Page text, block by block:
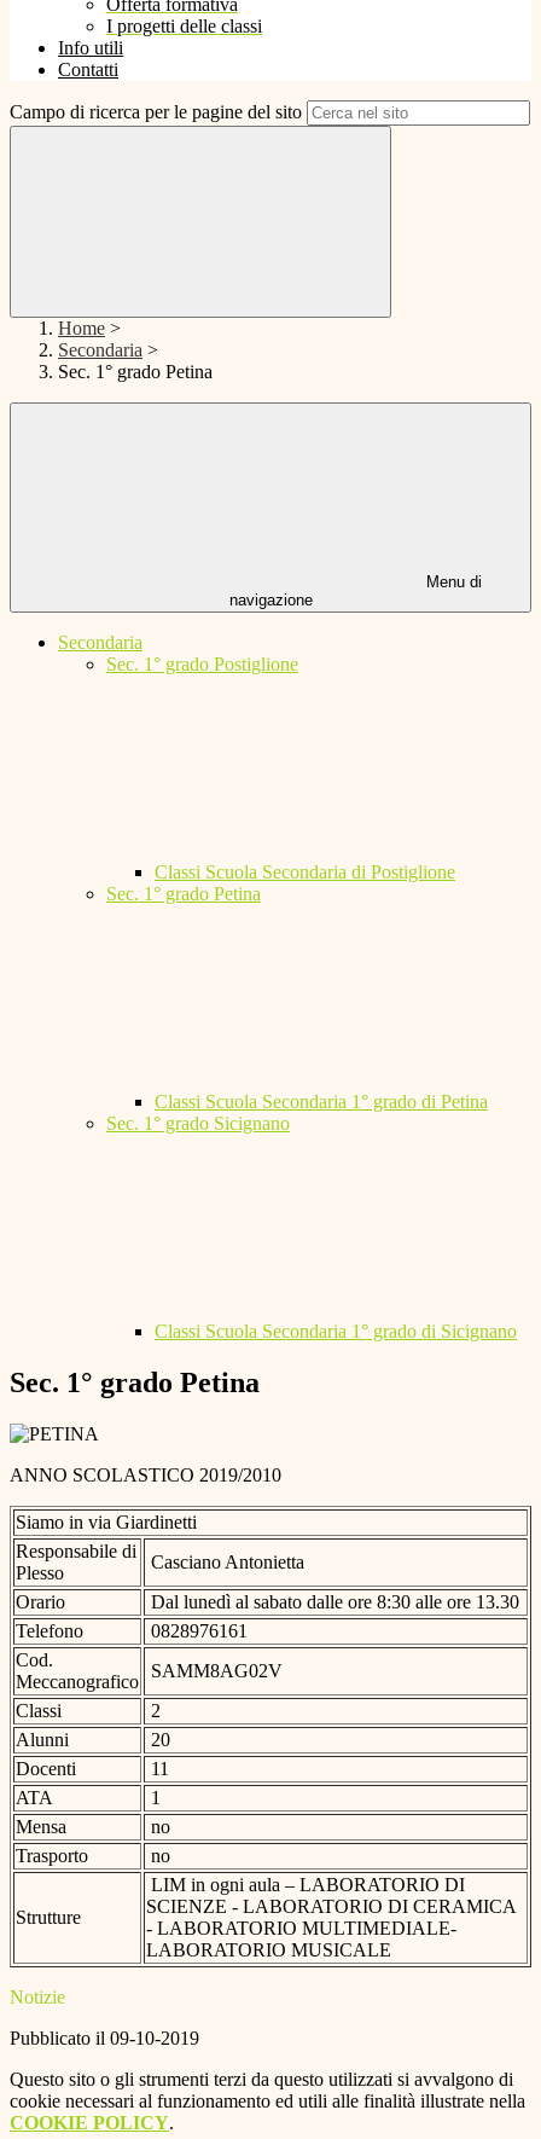
Offerta formativa
I progetti delle classi
Info utili
Contatti
Campo di ricerca per le pagine del sito
Home >
Secondaria >
Sec. 1° grado Petina
Menu di
navigazione
Secondaria
Sec. 1° grado Postiglione
Classi Scuola Secondaria di Postiglione
Sec. 1° grado Petina
Classi Scuola Secondaria 1° grado di Petina
Sec. 1° grado Sicignano
Classi Scuola Secondaria 1° grado di Sicignano
Sec. 1° grado Petina
ANNO SCOLASTICO 2019/2010
Siamo in via Giardinetti
Responsabile di
Plesso
Casciano Antonietta
Orario
Dal lunedì al sabato dalle ore 8:30 alle ore 13.30
Telefono
0828976161
Cod.
Meccanografico
SAMM8AG02V
Classi
2
Alunni
20
Docenti
11
ATA
1
Mensa
no
Trasporto
no
Strutture
LIM in ogni aula – LABORATORIO DI
SCIENZE - LABORATORIO DI CERAMICA
- LABORATORIO MULTIMEDIALE-
LABORATORIO MUSICALE
Notizie
Pubblicato il 09-10-2019
Questo sito o gli strumenti terzi da questo utilizzati si avvalgono di
cookie necessari al funzionamento ed utili alle finalità illustrate nella
COOKIE POLICY.